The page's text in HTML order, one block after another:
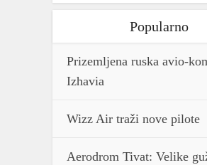
Popularno
Prizemljena ruska avio-
Izhavia
Wizz Air traži nove pilote
Aerodrom Tivat: Velike